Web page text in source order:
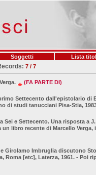
Soggetti Lista
7 / 7
(FA PARTE DI)
Settecento dall'epistolario di
di studi tanucciani Pisa-Stia,
e Settecento. Una risposta a J.
libro recente di Marcello Verga,
Girolamo Imbruglia discutono
Roma [etc], Laterza, 1961. - Poi